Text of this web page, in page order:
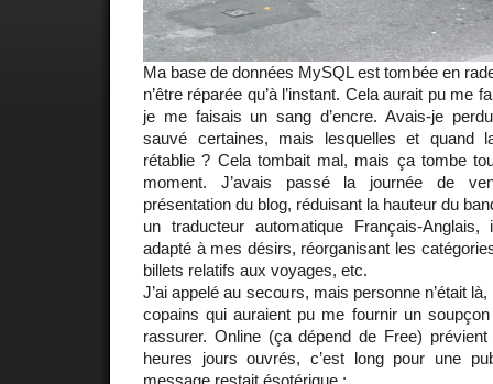
Ma base de données MySQL est tombée en
n’être réparée qu’à l’instant. Cela aurait pu me
je me faisais un sang d’encre. Avais-je
sauvé certaines, mais lesquelles et quand
rétablie ? Cela tombait mal, mais ça tombe
moment. J’avais passé la journée de
présentation du blog, réduisant la hauteur du
un traducteur automatique Français-Anglais,
adapté à mes désirs, réorganisant les
billets relatifs aux voyages, etc.
J’ai appelé au secours, mais personne n’était
copains qui auraient pu me fournir un soupçon
rassurer. Online (ça dépend de Free) prévient
heures jours ouvrés, c’est long pour une
message restait ésotérique :